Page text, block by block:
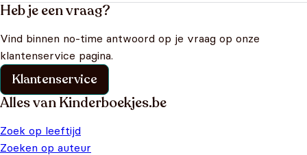
Heb je een vraag?
Vind binnen no-time antwoord op je vraag op onze
klantenservice pagina.
Klantenservice
Alles van Kinderboekjes.be
Zoek op leeftijd
Zoeken op auteur